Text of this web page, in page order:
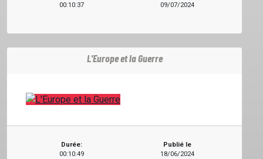
00:10:37
09/07/2024
L'Europe et la Guerre
Durée:
00:10:49
Publié le
18/06/2024